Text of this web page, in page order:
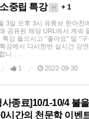
중립 특강
H + 1
3일 오후 3시 유튜브 한아천
공유된 해당 URL에서 계속
강 들으시고 "좋아요" 및 "구
강에서 다시한번 실시간 강
니 . . .
1 2022-09-30
사종료]10/1-10/4 불
시간의 천문학 이벤